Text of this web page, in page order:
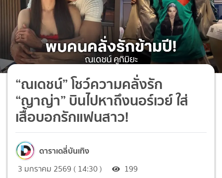
“ณเดชน์” โชว์ความคลั่งรัก
“ญาญ่า” บินไปหาถึงนอร์เวย์ ใส่
เสื้อบอกรักแฟนสาว!
ดาราเดลี่บันเทิง
3 มกราคม 2569 ( 14:30 ) 199